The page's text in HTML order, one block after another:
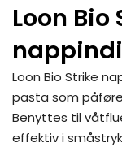
Loon Bio
Loon Bio Strike
pasta som
Benyttes til
effektiv i